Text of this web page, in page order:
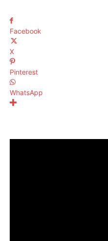
Facebook
X
Pinterest
WhatsApp